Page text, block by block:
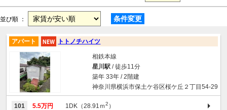
並び順 ： 条件変更
アパート トトノチハイツ
相鉄本線
星川駅/ 徒歩11分
築年 33年 / 2階建
神奈川県横浜市保土ケ谷区桜ケ丘２丁目54-29
101 5.5万円 1DK（28.91ｍ2 ）